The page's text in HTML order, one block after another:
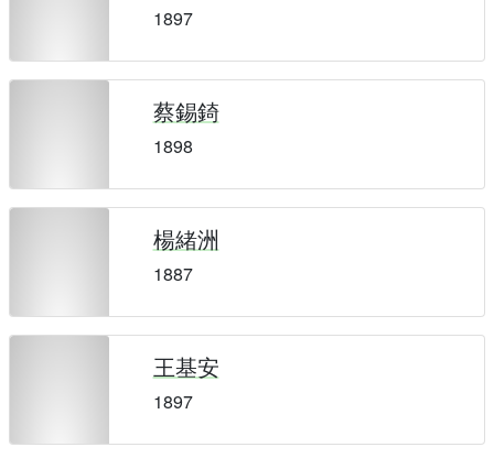
1897
蔡錫錡
1898
楊緒洲
1887
王基安
1897